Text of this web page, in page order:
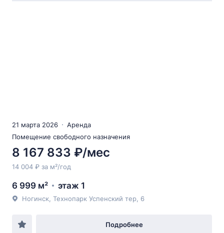
21 марта 2026
Аренда
Помещение свободного назначения
8 167 833 ₽/мес
14 004 ₽ за м²/год
6 999 м² этаж 1
Ногинск, Технопарк Успенский тер, 6
Подробнее